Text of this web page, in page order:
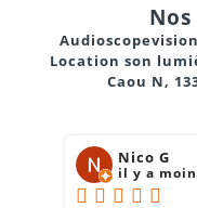
Location son
Caou N,
Nico G
il y a